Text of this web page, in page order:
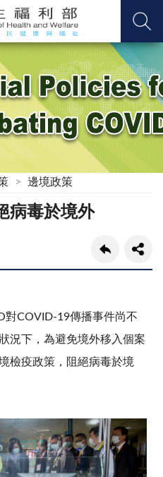
邊境政策
病毒於境外
對COVID-19傳播事件尚不
況下，為避免境外移入個案
檢疫政策，阻絕病毒於境